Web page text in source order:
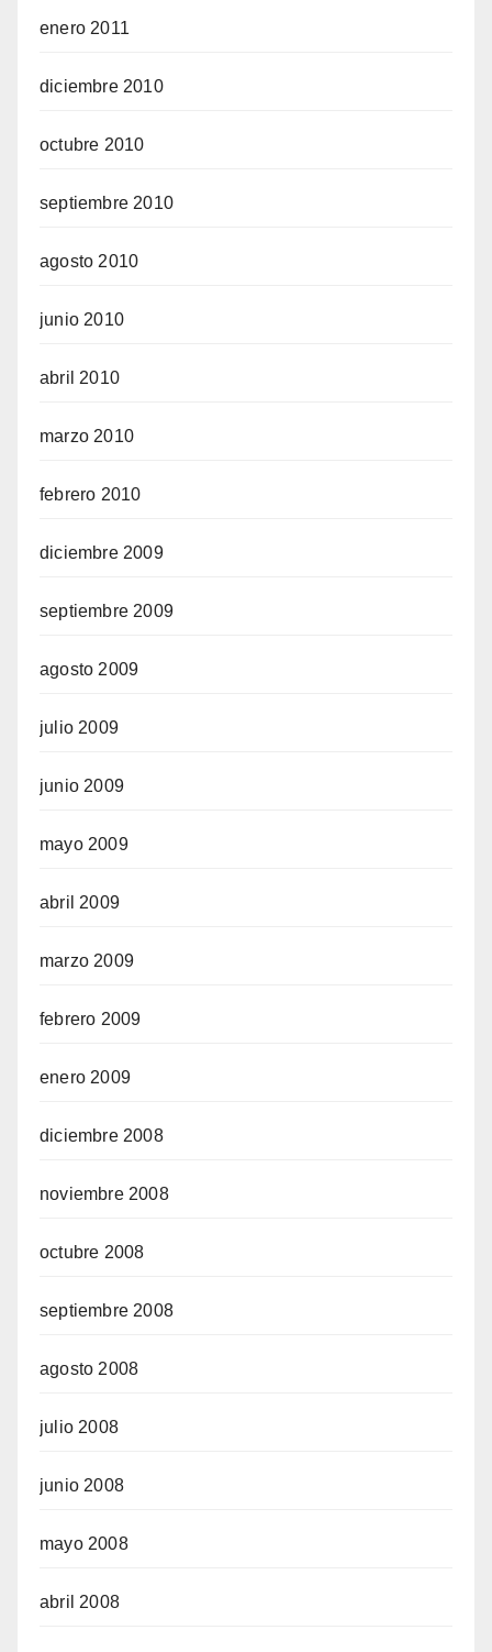
enero 2011
diciembre 2010
octubre 2010
septiembre 2010
agosto 2010
junio 2010
abril 2010
marzo 2010
febrero 2010
diciembre 2009
septiembre 2009
agosto 2009
julio 2009
junio 2009
mayo 2009
abril 2009
marzo 2009
febrero 2009
enero 2009
diciembre 2008
noviembre 2008
octubre 2008
septiembre 2008
agosto 2008
julio 2008
junio 2008
mayo 2008
abril 2008